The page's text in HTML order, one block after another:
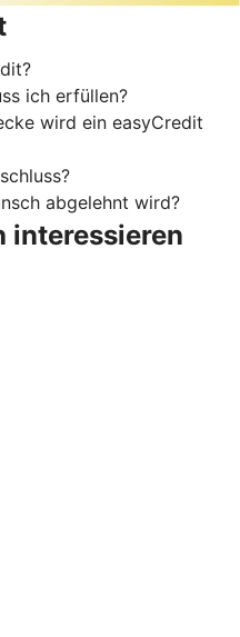
ich erfüllen?
wird ein easyCredit
abgelehnt wird?
interessieren